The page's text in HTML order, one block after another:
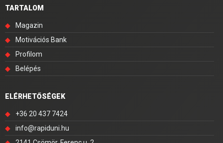
TARTALOM
◆
Magazin
◆
Motivációs Bank
◆
Profilom
◆
Belépés
ELÉRHETŐSÉGEK
◆
+36 20 437 7424
◆
info@rapiduni.hu